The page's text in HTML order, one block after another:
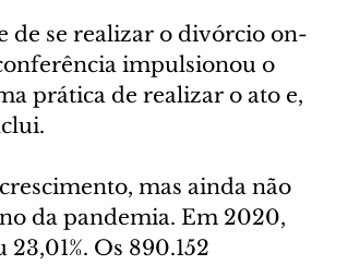
de se realizar o divórcio on-
impulsionou o
prática de realizar o ato e,
mas ainda não
da pandemia. Em 2020,
Os 890.152